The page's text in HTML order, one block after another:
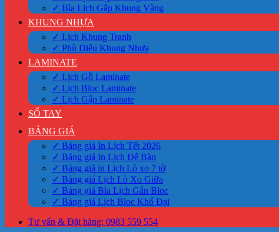
✓ Bìa Lịch Gập Khung Vàng
KHUNG NHỰA
✓ Lịch Khung Tranh
✓ Phù Điêu Khung Nhựa
LAMINATE
✓ Lịch Gỗ Laminate
✓ Lịch Bloc Laminate
✓ Lịch Gập Laminate
SỔ TAY
BẢNG GIÁ
✓ Bảng giá In Lịch Tết 2026
✓ Bảng giá In Lịch Để Bàn
✓ Bảng giá in Lịch Lò xo 7 tờ
✓ Bảng giá Lịch Lò Xo Giữa
✓ Bảng giá Bìa Lịch Gắn Bloc
✓ Bảng giá Lịch Bloc Khổ Đại
Tư vấn & Đặt hàng: 0983 559 554